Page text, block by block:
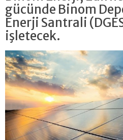
gücünde Binom
Enerji Santrali
işletecek.